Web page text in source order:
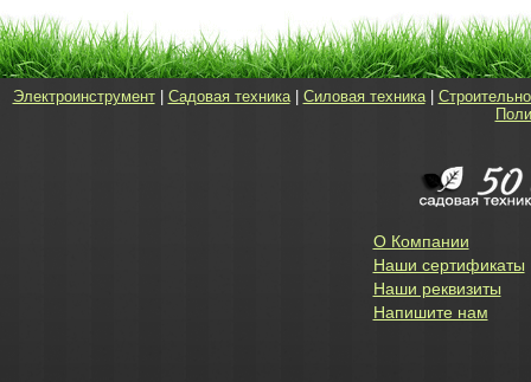
Электроинструмент| Садовая техника| Силовая техника|
О Компании
Наши сертификаты
Наши реквизиты
Напишите нам